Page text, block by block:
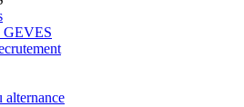
GEVES
alternance